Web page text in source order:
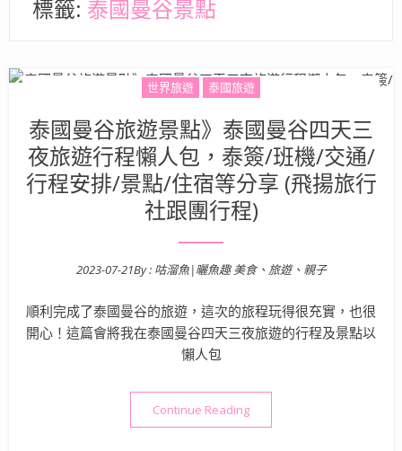
標籤: 泰國曼谷景點
世界旅遊 泰國旅遊
泰國曼谷旅遊景點》泰國曼谷四天三
夜旅遊行程懶人包，泰簽/班機/交通/
行程安排/景點/住宿等分享 (飛揚旅行
社跟團行程)
Posted on
2023-07-21By : 咕溜魚|曬魚趣 美食、旅遊、親子
順利完成了泰國曼谷的旅遊，這次的旅程玩得很充實，也很
開心！這篇會將我在泰國曼谷四天三夜旅遊的行程及景點以
懶人包
Continue Reading“泰國曼谷旅遊景點》泰國曼